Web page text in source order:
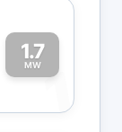
1.7
MW1